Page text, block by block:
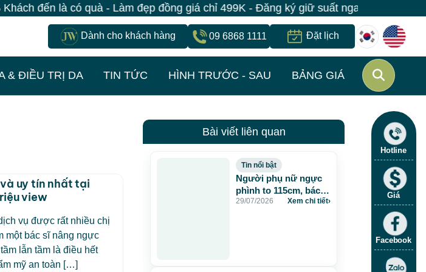
đến là có quà - Làm đẹp đồng giá chỉ 499K - Đăng ký giữ suất ngay | Bệnh viện
Dành cho khách hàng 09 6868 1111 Đặt lịch
& ĐIỀU TRỊ DA TIN TỨC HÌNH TRƯỚC - SAU BẢNG GIÁ
uy tín nhất tại
view
vụ được rất nhiều chị
một bác sĩ nâng ngực
lẫn tầm là điều hết
mỹ an toàn […]
Bài viết liên quan
Tin nổi bật
Người phụ nữ ngực
phình to 115cm, bác sĩ
JW lấy gần 5 lít dịch
29/07/2026 Xem chi tiết›
Hotline
Giá
Facebook